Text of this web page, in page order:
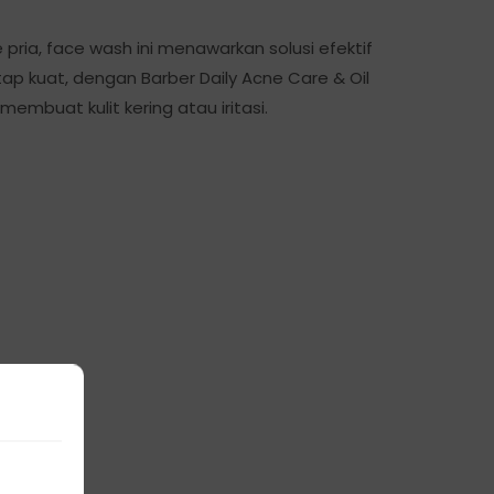
pria, face wash ini menawarkan solusi efektif
kuat, dengan Barber Daily Acne Care & Oil
kulit kering atau iritasi.